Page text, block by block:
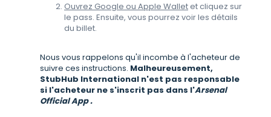
Ouvrez Google ou Apple Walletet cliquez sur
le pass. Ensuite, vous pourrez voir les détails
du billet.
Nous vous rappelons qu'il incombe à l'acheteur de
suivre ces instructions. Malheureusement,
StubHub International n'est pas responsable
si l'acheteur ne s'inscrit pas dans l'Arsenal
Official App .